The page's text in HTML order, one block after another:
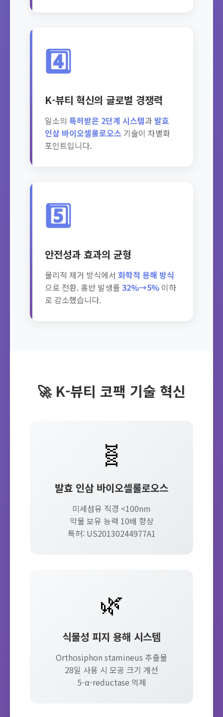
4️⃣
K-뷰티 혁신의 글로벌 경쟁력
일소의 특허받은 2단계 시스템과 발효
인삼 바이오셀룰로오스 기술이 차별화
포인트입니다.
5️⃣
안전성과 효과의 균형
물리적 제거 방식에서 화학적 용해 방식
으로 전환. 홍반 발생률32%→5% 이하
로 감소했습니다.
🚀 K-뷰티 코팩 기술 혁신
🧬
발효 인삼 바이오셀룰로오스
미세섬유 직경 <100nm
약물 보유 능력 10배 향상
특허: US20130244977A1
🌿
식물성 피지 용해 시스템
Orthosiphon stamineus 추출물
28일 사용 시 모공 크기 개선
5-α-reductase 억제